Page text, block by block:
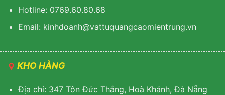
Hotline: 0769.60.80.68
Email: kinhdoanh@vattuquangcaomientrung.vn
KHO HÀNG
Địa chỉ: 347 Tôn Đức Thắng, Hoà Khánh, Đà Nẵng